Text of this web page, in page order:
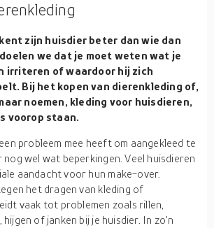
zijn huisdier beter dan wie dan
we dat je moet weten wat je
irriteren of waardoor hij zich
Bij het kopen van dierenkleding of,
noemen, kleding voor huisdieren,
voorop staan.
probleem mee heeft om aangekleed te
nog wel wat beperkingen. Veel huisdieren
aandacht voor hun make-over.
het dragen van kleding of
vaak tot problemen zoals rillen,
hijgen of janken bij je huisdier. In zo'n